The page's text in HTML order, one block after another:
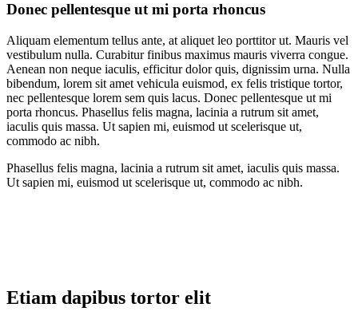
Donec pellentesque ut mi porta rhoncus
Aliquam elementum tellus ante, at aliquet leo porttitor ut. Mauris vel
vestibulum nulla. Curabitur finibus maximus mauris viverra congue.
Aenean non neque iaculis, efficitur dolor quis, dignissim urna. Nulla
bibendum, lorem sit amet vehicula euismod, ex felis tristique tortor,
nec pellentesque lorem sem quis lacus. Donec pellentesque ut mi
porta rhoncus. Phasellus felis magna, lacinia a rutrum sit amet,
iaculis quis massa. Ut sapien mi, euismod ut scelerisque ut,
commodo ac nibh.
Phasellus felis magna, lacinia a rutrum sit amet, iaculis quis massa.
Ut sapien mi, euismod ut scelerisque ut, commodo ac nibh.
Etiam dapibus tortor elit